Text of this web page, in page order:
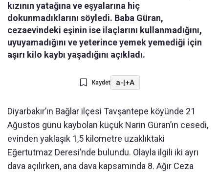
kızının yatağına ve eşyalarına hiç
dokunmadıklarını söyledi. Baba Güran,
cezaevindeki eşinin ise ilaçlarını kullanmadığını,
uyuyamadığını ve yeterince yemek yemediği için
aşırı kilo kaybı yaşadığını açıkladı.
Kaydet a-|+A
Diyarbakır’ın Bağlar ilçesi Tavşantepe köyünde 21
Ağustos günü kaybolan küçük Narin Güran’ın cesedi,
evinden yaklaşık 1,5 kilometre uzaklıktaki
Eğertutmaz Deresi’nde bulundu. Olayla ilgili iki ayrı
dava açılırken, ana dava kapsamında 8. Ağır Ceza